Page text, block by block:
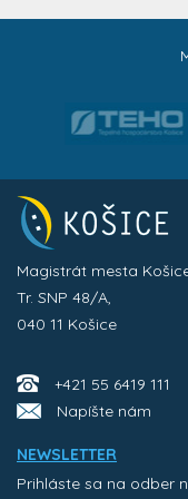
Magistrát mesta
Tr. SNP 48/A,
040 11 Košice
+421 55 6419 111
Napíšte nám
NEWSLETTER
Prihláste sa na odber